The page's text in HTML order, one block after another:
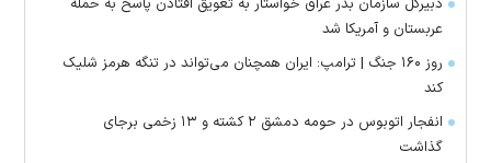
دبیرکل سازمان بدر عراق خواستار به تعویق افتادن پاسخ به حمله
عربستان و آمریکا شد
روز ۱۶۰ جنگ | ترامپ: ایران همچنان می‌تواند در تنگه هرمز شلیک
کند
انفجار اتوبوس در حومه دمشق ۲ کشته و ۱۳ زخمی برجای
گذاشت